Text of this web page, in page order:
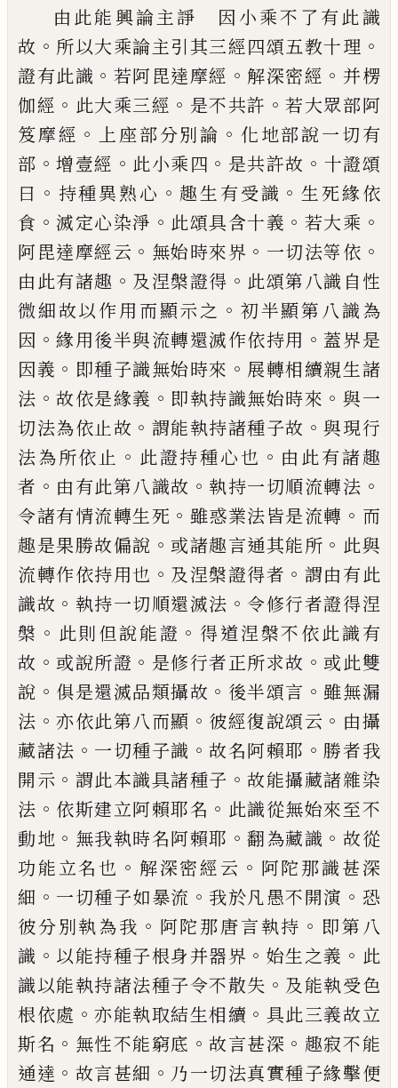
由此能興論主諍 因小乘不了有此識
故 。 所以大乘論主引其三經四頌五教十理 。
證有此識 。 若阿毘達摩經 。 解深密經 。 并楞
伽經 。 此大乘三經 。 是不共許 。若大眾部阿
笈摩經 。 上座部分別論 。 化地部說一切有
部 。增壹經 。 此小乘四 。 是共許故 。 十證頌
曰 。 持種異熟心 。 趣生有受識 。生死緣依
食 。滅定心染淨 。 此頌具含十義 。 若大乘 。
阿毘達摩經云 。 無始時來界 。 一切法等依 。
由此有諸趣 。 及涅槃證得 。 此頌第八識自性
微細故以作用而顯示之 。 初半顯第八識為
因 。 緣用後半與流轉還滅作依持用 。 蓋界是
因義 。 即種子識無始時來 。 展轉相續親生諸
法 。故依是緣義 。 即執持識無始時來 。 與一
切法為依止故 。 謂能執持諸種子故 。與現行
法為所依止 。 此證持種心也 。 由此有諸趣
者 。 由有此第八識故 。 執持一切順流轉法 。
令諸有情流轉生死 。 雖惑業法皆是流轉 。 而
趣是果勝故偏說 。 或諸趣言通其能所 。 此與
流轉作依持用也 。 及涅槃證得者 。 謂由有此
識故 。 執持一切順還滅法 。令修行者證得涅
槃 。 此則但說能證 。 得道涅槃不依此識有
故 。 或說所證 。 是修行者正所求故 。 或此雙
說 。 俱是還滅品類攝故 。 後半頌言 。雖無漏
法 。亦依此第八而顯 。 彼經復說頌云 。 由攝
藏諸法 。 一切種子識 。故名阿賴耶 。 勝者我
開示 。 謂此本識具諸種子 。故能攝藏諸雜染
法 。 依斯建立阿賴耶名 。 此識從無始來至不
動地 。 無我執時名阿賴耶 。翻為藏識 。故從
功能立名也 。 解深密經云 。 阿陀那識甚深
細 。 一切種子如暴流 。 我於凡愚不開演 。 恐
彼分別執為我 。 阿陀那唐言執持 。 即第八
識 。 以能持種子根身并器界 。 始生之義 。 此
識以能執持諸法種子令不散失 。 及能執受色
根依處 。亦能執取結生相續 。 具此三義故立
斯名 。 無性不能窮底 。故言甚深 。 趣寂不能
通達 。 故言甚細 。 乃一切法真實種子緣擊便